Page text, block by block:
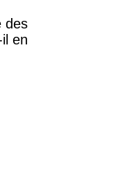
des
en